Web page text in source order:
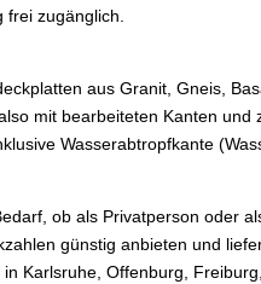
zugänglich.
aus Granit, Gneis,
mit bearbeiteten Kanten
Wasserabtropfkante
ob als Privatperson oder
günstig anbieten und
Karlsruhe, Offenburg,